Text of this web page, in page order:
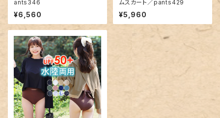
ants346
¥6,560
ムスカート／pants429
¥5,960